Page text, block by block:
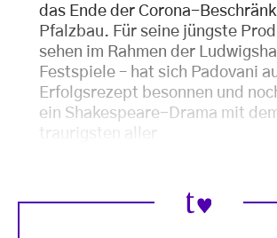
das Ende der Corona-
Pfalzbau. Für seine jüngste
sehen im Rahmen der
Festspiele – hat sich Padovani
Erfolgsrezept besonnen und
ein Shakespeare-Drama mit
traurigsten aller